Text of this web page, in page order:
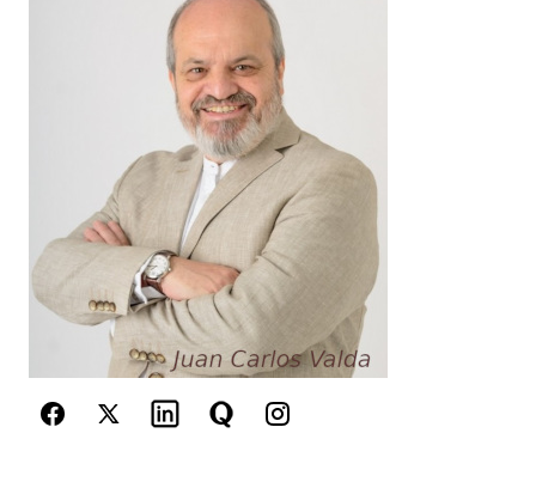
*
Guarda mi nombre, correo electrónico y web en
este navegador para la próxima vez que
comente.
Este sitio esta protegido por
reCAPTCHA y laPolítica de
privacidady losTérminos del servicio
de Googlese aplican.